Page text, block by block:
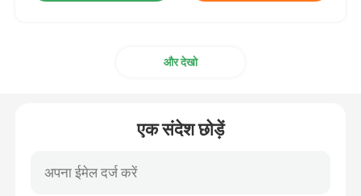
और देखो
एक संदेश छोड़ें